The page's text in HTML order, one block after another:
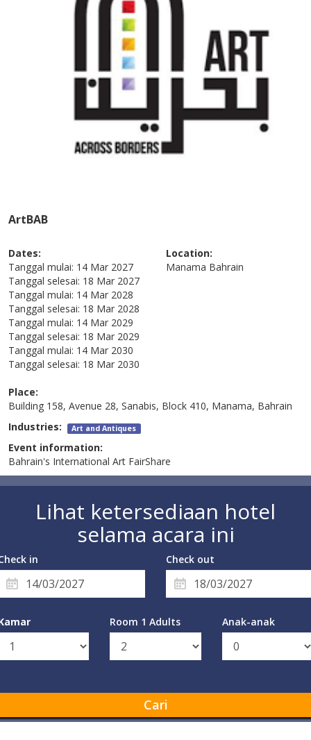
ArtBAB
Dates:
Tanggal mulai: 14 Mar 2027
Tanggal selesai: 18 Mar 2027
Tanggal mulai: 14 Mar 2028
Tanggal selesai: 18 Mar 2028
Tanggal mulai: 14 Mar 2029
Tanggal selesai: 18 Mar 2029
Tanggal mulai: 14 Mar 2030
Tanggal selesai: 18 Mar 2030
Location:
Manama Bahrain
Place:
Building 158, Avenue 28, Sanabis, Block 410, Manama, Bahrain
Industries: Art and Antiques
Event information:
Bahrain's International Art FairShare
Lihat ketersediaan hotel
selama acara ini
in Check out
Room 1 Adults Anak-anak
Cari